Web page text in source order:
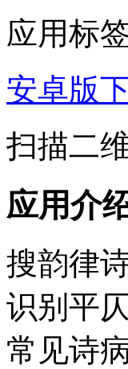
应用标
安卓版
扫描二
应用介
搜韵律
识别平
常见诗